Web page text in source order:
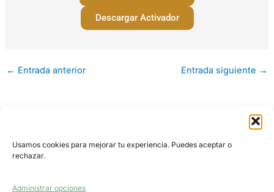
Usamos cookies para mejorar tu experiencia. Puedes aceptar o
rechazar.
Administrar opciones
Descargar Activador
← Entrada anterior Entrada siguiente →
Términos y condiciones
Políticas de privacidad